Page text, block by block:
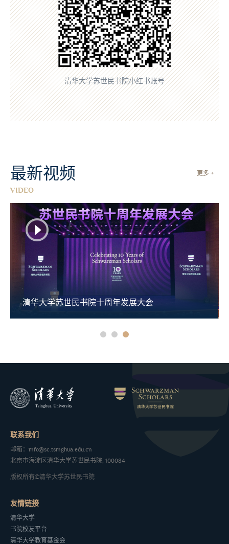
清华大学苏世民书院小红书账号
更多 +
最新视频
VIDEO
清华大学苏世民书院十周年发展大会
联系我们
邮箱：info@sc.tsinghua.edu.cn
北京市海淀区清华大学苏世民书院, 100084
版权所有©清华大学苏世民书院
友情链接
清华大学
书院校友平台
清华大学教育基金会